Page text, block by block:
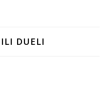
DUELI